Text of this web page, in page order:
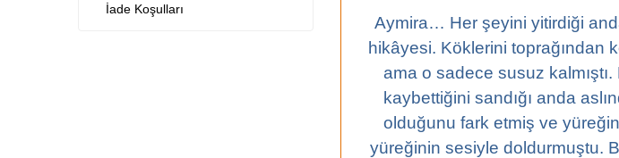
İade Koşulları
Aymira… Her şeyini yitirdiği
hikâyesi. Köklerini toprağından
ama o sadece susuz
kaybettiğini sandığı anda
olduğunu fark etmiş ve
yüreğinin sesiyle doldurmuştu.